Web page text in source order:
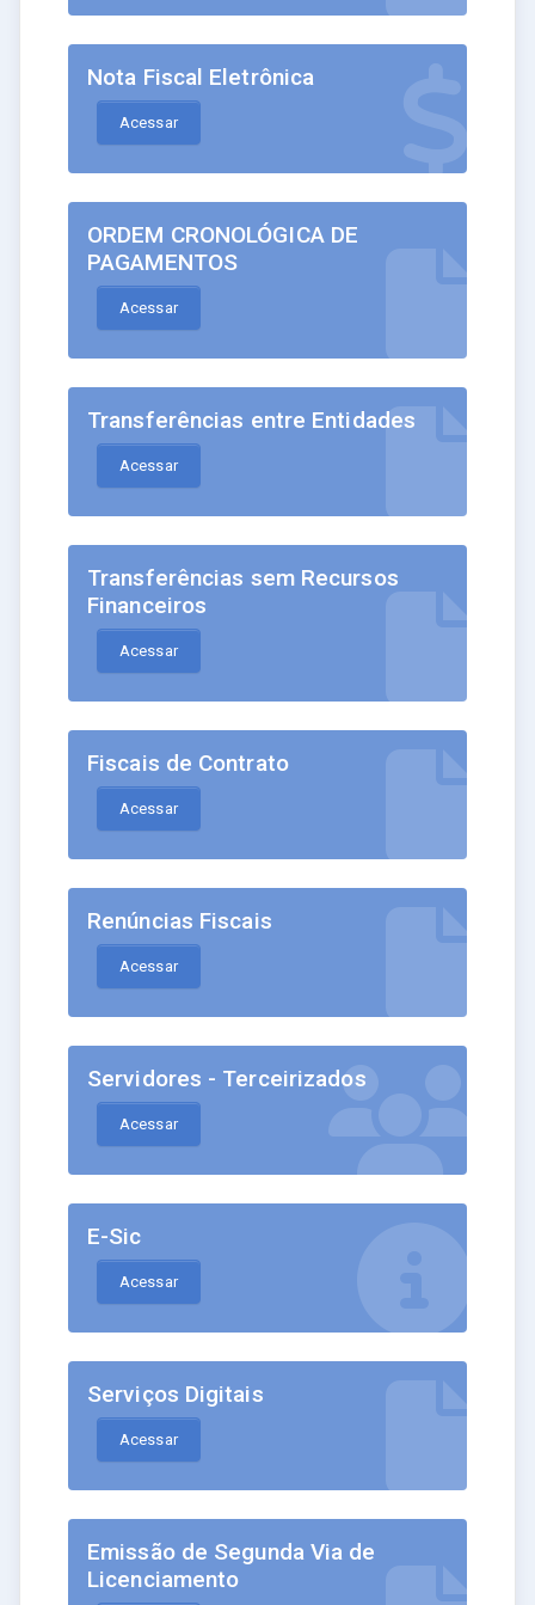
Nota Fiscal Eletrônica
Acessar
ORDEM CRONOLÓGICA DE
PAGAMENTOS
Acessar
Transferências entre Entidades
Acessar
Transferências sem Recursos
Financeiros
Acessar
Fiscais de Contrato
Acessar
Renúncias Fiscais
Acessar
Servidores - Terceirizados
Acessar
E-Sic
Acessar
Serviços Digitais
Acessar
Emissão de Segunda Via de
Licenciamento